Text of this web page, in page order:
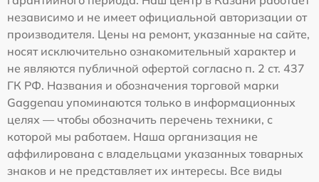
независимо и не имеет официальной авторизации от
производителя. Цены на ремонт, указанные на сайте,
носят исключительно ознакомительный характер и
не являются публичной офертой согласно п. 2 ст. 437
ГК РФ. Названия и обозначения торговой марки
Gaggenau упоминаются только в информационных
целях — чтобы обозначить перечень техники, с
которой мы работаем. Наша организация не
аффилирована с владельцами указанных товарных
знаков и не представляет их интересы. Все виды